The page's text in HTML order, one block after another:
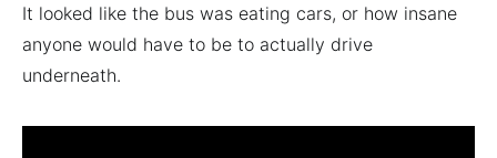
It looked like the bus was eating cars, or how insane
anyone would have to be to actually drive
underneath.